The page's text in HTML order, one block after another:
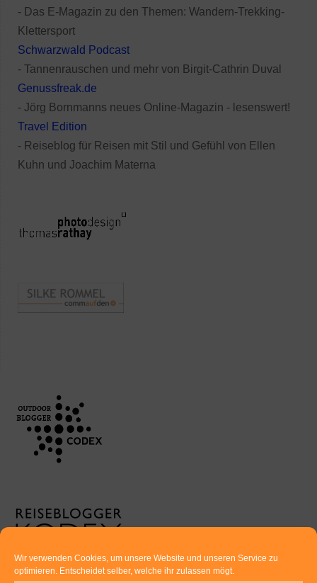
Wir verwenden Cookies, um unsere Website und unseren Service zu
optimieren. Entscheidet selber, welche ihr zulassen mögt.
- Das E-Magazin zu den Themen: Wandern-Trekking-
Klettersport
Schwarzwald Podcast
- Tannenrauschen und mehr von Birgit-Cathrin Duval
Genussfreak.de
- Jörg Bornmanns neues Online-Magazin - lesenswert!
Travel Edition
- Reiseblog für Reisen mit Stil und Gefühl von Ellen
Kuhn und Joachim Materna